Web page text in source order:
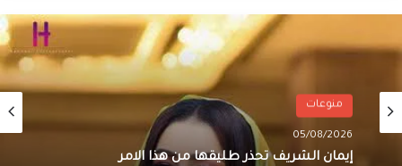
منوعات
05/08/2026
إيمان الشريف تحذر طليقها من هذا الامر